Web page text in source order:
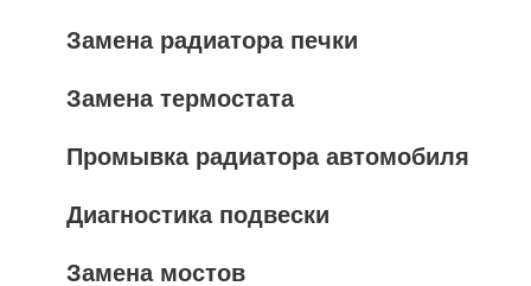
Замена радиатора печки
Замена термостата
Промывка радиатора автомобиля
Диагностика подвески
Замена мостов